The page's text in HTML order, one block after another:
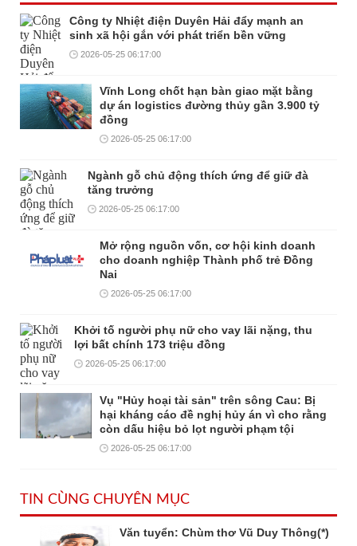
Công ty Nhiệt điện Duyên Hải đẩy mạnh an
sinh xã hội gắn với phát triển bền vững
2026-05-25 06:17:00
Vĩnh Long chốt hạn bàn giao mặt bằng
dự án logistics đường thủy gần 3.900 tỷ
đồng
2026-05-25 06:17:00
Ngành gỗ chủ động thích ứng để giữ đà
tăng trưởng
2026-05-25 06:17:00
Mở rộng nguồn vốn, cơ hội kinh doanh
cho doanh nghiệp Thành phố trẻ Đồng
Nai
2026-05-25 06:17:00
Khởi tố người phụ nữ cho vay lãi nặng, thu
lợi bất chính 173 triệu đồng
2026-05-25 06:17:00
Vụ "Hủy hoại tài sản" trên sông Cau: Bị
hại kháng cáo đề nghị hủy án vì cho rằng
còn dấu hiệu bỏ lọt người phạm tội
2026-05-25 06:17:00
TIN CÙNG CHUYÊN MỤC
Văn tuyển: Chùm thơ Vũ Duy Thông(*)